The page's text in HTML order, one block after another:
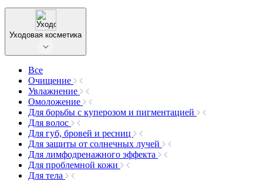
Уходовая косметика
Все
Очищение
Увлажнение
Омоложение
Для борьбы с куперозом и пигментацией
Для волос
Для губ, бровей и ресниц
Для защиты от солнечных лучей
Для лимфодренажного эффекта
Для проблемной кожи
Для тела